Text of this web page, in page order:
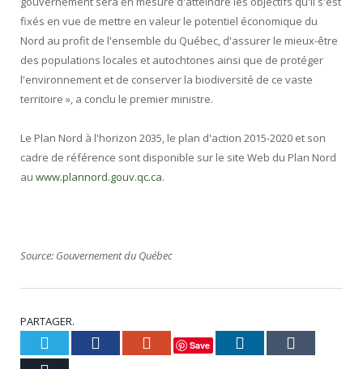
fixés en vue de mettre en valeur le potentiel économique du
Nord au profit de l'ensemble du Québec, d'assurer le mieux-être
des populations locales et autochtones ainsi que de protéger
l'environnement et de conserver la biodiversité de ce vaste
territoire », a conclu le premier ministre.
Le Plan Nord à l'horizon 2035, le plan d'action 2015-2020 et son
cadre de référence sont disponible sur le site Web du Plan Nord
au www.plannord.gouv.qc.ca.
Source: Gouvernement du Québec
PARTAGER.
Twitter Facebook Google+
Save LinkedIn